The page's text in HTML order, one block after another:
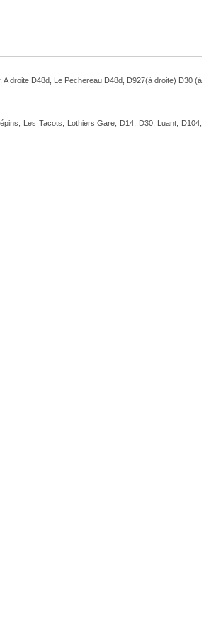
droite D48d, Le Pechereau D48d, D927(à droite) D30 (à
Les Tacots, Lothiers Gare, D14, D30, Luant, D104,